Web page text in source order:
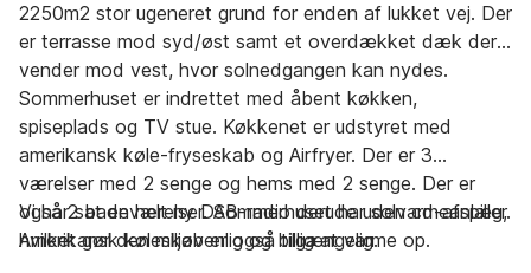
2250m2 stor ugeneret grund for enden af lukket vej. Der
er terrasse mod syd/øst samt et overdækket dæk der
vender mod vest, hvor solnedgangen kan nydes.
Sommerhuset er indrettet med åbent køkken,
spiseplads og TV stue. Køkkenet er udstyret med
amerikansk køle-fryseskab og Airfryer. Der er 3
værelser med 2 senge og hems med 2 senge. Der er
også 2 badeværelser. Sommerhuset har solvarmeanlæg,
hvilket gør den miljøvenlig og billig at varme op.
Vi har sat en helt ny DAB-radio derude uden cd-afspiller.
Amerikansk køleskab er også tilgængelig.